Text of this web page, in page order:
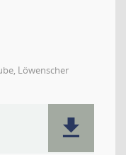
Löwenscher